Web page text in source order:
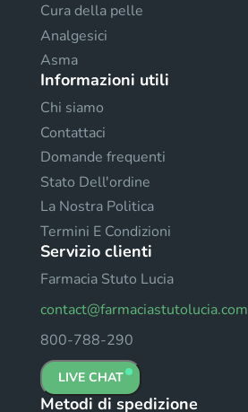
Cura della pelle
Analgesici
Asma
Informazioni utili
Chi siamo
Contattaci
Domande frequenti
Stato Dell'ordine
La Nostra Politica
Termini E Condizioni
Servizio clienti
Farmacia Stuto Lucia
contact@farmaciastutolucia.com
800-788-290
LIVE CHAT
Metodi di spedizione